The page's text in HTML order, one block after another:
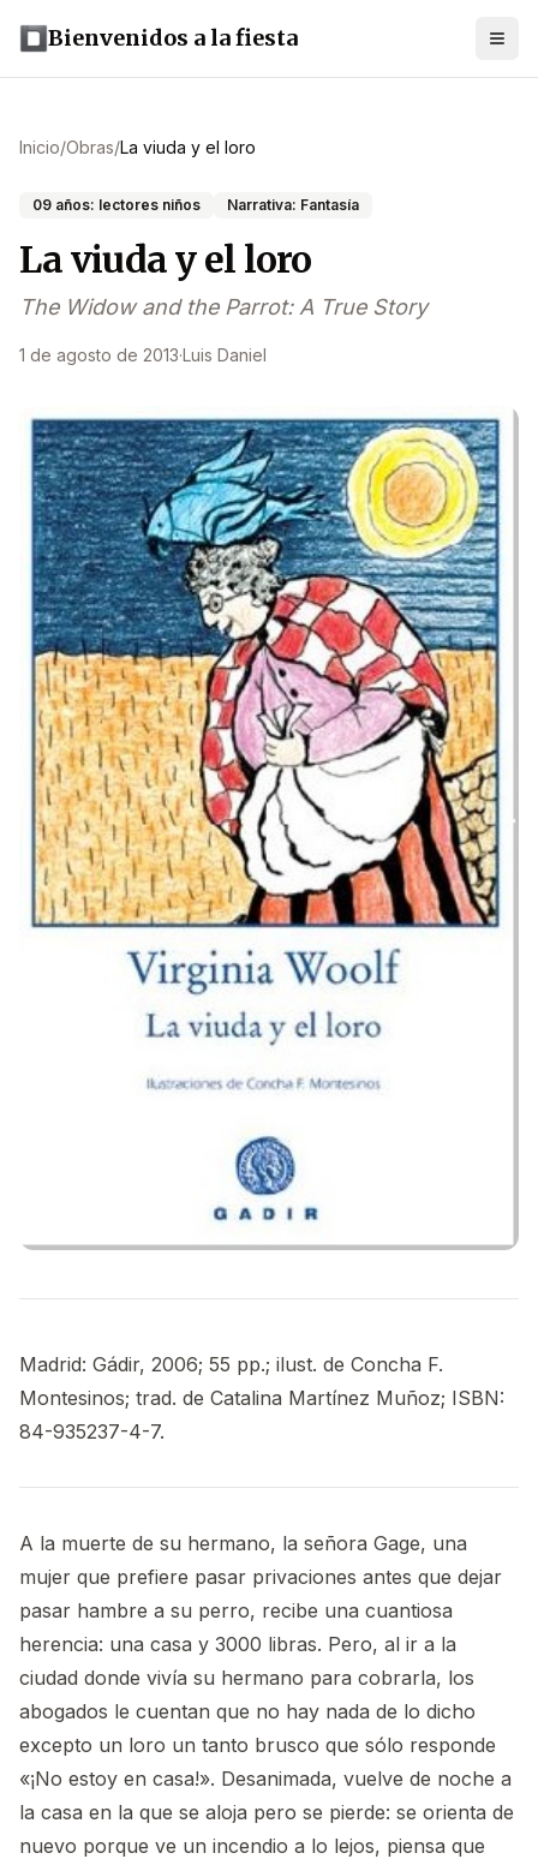
Bienvenidos a la fiesta
Inicio/Obras/La viuda y el loro
09 años: lectores niños Narrativa: Fantasía
La viuda y el loro
The Widow and the Parrot: A True Story
1 de agosto de 2013·Luis Daniel
Madrid: Gádir, 2006; 55 pp.; ilust. de Concha F.
Montesinos; trad. de Catalina Martínez Muñoz; ISBN:
84-935237-4-7.
A la muerte de su hermano, la señora Gage, una
mujer que prefiere pasar privaciones antes que dejar
pasar hambre a su perro, recibe una cuantiosa
herencia: una casa y 3000 libras. Pero, al ir a la
ciudad donde vivía su hermano para cobrarla, los
abogados le cuentan que no hay nada de lo dicho
excepto un loro un tanto brusco que sólo responde
«¡No estoy en casa!». Desanimada, vuelve de noche a
la casa en la que se aloja pero se pierde: se orienta de
nuevo porque ve un incendio a lo lejos, piensa que